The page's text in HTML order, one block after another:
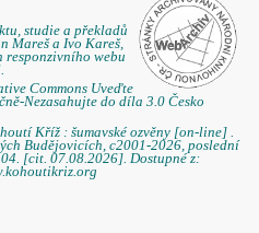
studie a překladů
Mareš a Ivo Kareš,
responzivního webu
Commons Uveďte
Nezasahujte do díla 3.0 Česko
Kříž : šumavské ozvěny [on-line] .
Budějovicích, c2001-2026, poslední
[cit. 07.08.2026]. Dostupné z: